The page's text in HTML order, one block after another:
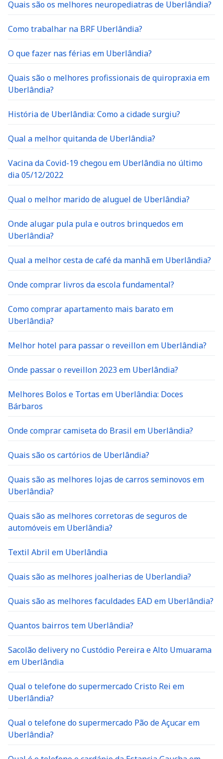
Quais são os melhores neuropediatras de Uberlândia?
Como trabalhar na BRF Uberlândia?
O que fazer nas férias em Uberlândia?
Quais são o melhores profissionais de quiropraxia em
Uberlândia?
História de Uberlândia: Como a cidade surgiu?
Qual a melhor quitanda de Uberlândia?
Vacina da Covid-19 chegou em Uberlândia no último
dia 05/12/2022
Qual o melhor marido de aluguel de Uberlândia?
Onde alugar pula pula e outros brinquedos em
Uberlândia?
Qual a melhor cesta de café da manhã em Uberlândia?
Onde comprar livros da escola fundamental?
Como comprar apartamento mais barato em
Uberlândia?
Melhor hotel para passar o reveillon em Uberlândia?
Onde passar o reveillon 2023 em Uberlândia?
Melhores Bolos e Tortas em Uberlândia: Doces
Bárbaros
Onde comprar camiseta do Brasil em Uberlândia?
Quais são os cartórios de Uberlândia?
Quais são as melhores lojas de carros seminovos em
Uberlândia?
Quais são as melhores corretoras de seguros de
automóveis em Uberlândia?
Textil Abril em Uberlândia
Quais são as melhores joalherias de Uberlandia?
Quais são as melhores faculdades EAD em Uberlândia?
Quantos bairros tem Uberlândia?
Sacolão delivery no Custódio Pereira e Alto Umuarama
em Uberlândia
Qual o telefone do supermercado Cristo Rei em
Uberlândia?
Qual o telefone do supermercado Pão de Açucar em
Uberlândia?